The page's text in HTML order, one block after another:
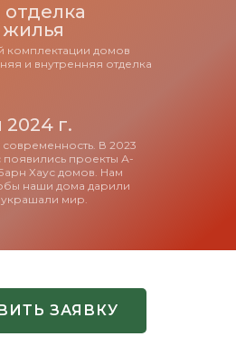
отделка
комплектации домов
и внутренняя отделка
г.
современность. В 2023
появились проекты А-
Хаус домов. Нам
наши дома дарили
украшали мир.
ЗАЯВКУ